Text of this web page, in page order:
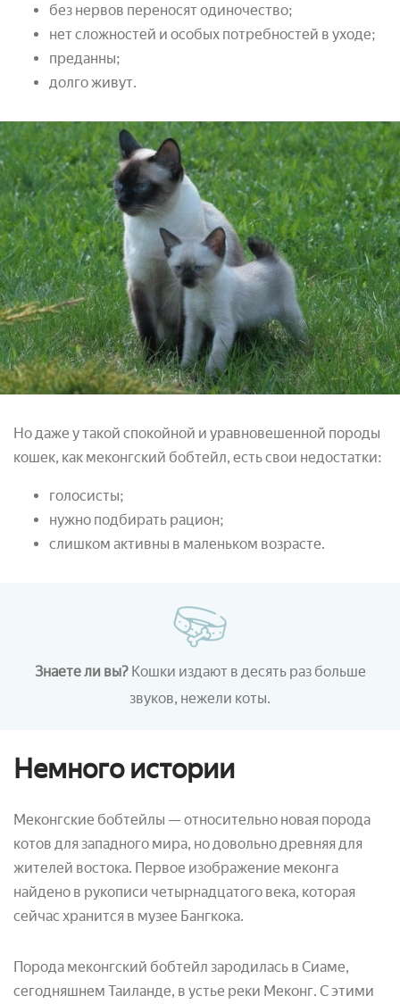
без нервов переносят одиночество;
нет сложностей и особых потребностей в уходе;
преданны;
долго живут.
Но даже у такой спокойной и уравновешенной породы
кошек, как меконгский бобтейл, есть свои недостатки:
голосисты;
нужно подбирать рацион;
слишком активны в маленьком возрасте.
Знаете ли вы? Кошки издают в десять раз больше
звуков, нежели коты.
Немного истории
Меконгские бобтейлы — относительно новая порода
котов для западного мира, но довольно древняя для
жителей востока. Первое изображение меконга
найдено в рукописи четырнадцатого века, которая
сейчас хранится в музее Бангкока.
Порода меконгский бобтейл зародилась в Сиаме,
сегодняшнем Таиланде, в устье реки Меконг. С этими